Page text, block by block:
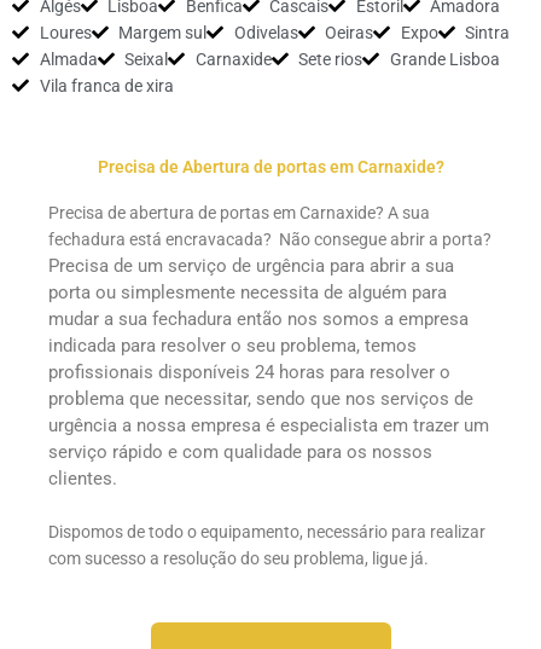
Algés Lisboa Benfica Cascais Estoril
Amadora
Loures
Margem sul Odivelas Oeiras Expo
Sintra
Almada
Seixal Carnaxide Sete rios
Grande Lisboa
Vila franca de xira
Precisa de Abertura de portas em Carnaxide?
Precisa de abertura de portas em Carnaxide? A sua
fechadura está encravacada? Não consegue abrir a porta?
Precisa de um serviço de urgência para abrir a sua
porta ou simplesmente necessita de alguém para
mudar a sua fechadura então nos somos a empresa
indicada para resolver o seu problema, temos
profissionais disponíveis 24 horas para resolver o
problema que necessitar, sendo que nos serviços de
urgência a nossa empresa é especialista em trazer um
serviço rápido e com qualidade para os nossos
clientes.
Dispomos de todo o equipamento, necessário para realizar
com sucesso a resolução do seu problema, ligue já.